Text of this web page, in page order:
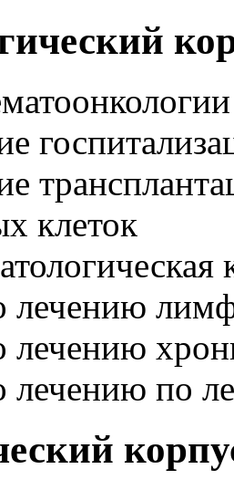
клеток
лечению
лечению
лечению по